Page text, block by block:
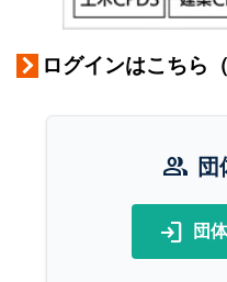
ログインはこちら
group 団
login 団